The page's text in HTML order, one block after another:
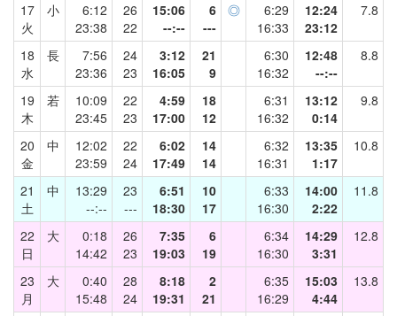
17
火
小
6:12
23:38
26
22
15:06
--:--
6
---
◎
6:29
16:33
12:24
23:12
7.8
18
水
長
7:56
23:36
24
23
3:12
16:05
21
9
6:30
16:32
12:48
--:--
8.8
19
木
若
10:09
23:45
22
23
4:59
17:00
18
12
6:31
16:32
13:12
0:14
9.8
20
金
中
12:02
23:59
22
24
6:02
17:49
14
14
6:32
16:31
13:35
1:17
10.8
21
土
中
13:29
--:--
23
---
6:51
18:30
10
17
6:33
16:30
14:00
2:22
11.8
22
日
大
0:18
14:42
26
23
7:35
19:03
6
19
6:34
16:30
14:29
3:31
12.8
23
月
大
0:40
15:48
28
24
8:18
19:31
2
21
6:35
16:29
15:03
4:44
13.8